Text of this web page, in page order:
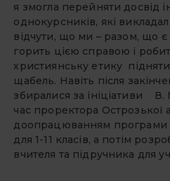
я змогла перейняти досвід
однокурсників, які
відчути, що ми – разом, що є
горить цією справою і
християнську етику
щабель. Навіть після
збиралися за ініціативи
час проректора Острозької
доопрацюванням програми
для 1-11 класів, а потім
вчителя та підручника для